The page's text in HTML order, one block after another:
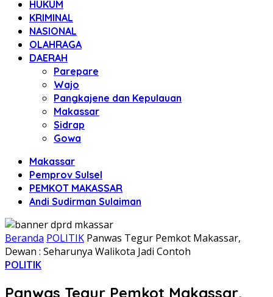
HUKUM
KRIMINAL
NASIONAL
OLAHRAGA
DAERAH
Parepare
Wajo
Pangkajene dan Kepulauan
Makassar
Sidrap
Gowa
Makassar
Pemprov Sulsel
PEMKOT MAKASSAR
Andi Sudirman Sulaiman
Beranda POLITIK Panwas Tegur Pemkot Makassar,
Dewan : Seharunya Walikota Jadi Contoh
POLITIK
Panwas Tegur Pemkot Makassar,